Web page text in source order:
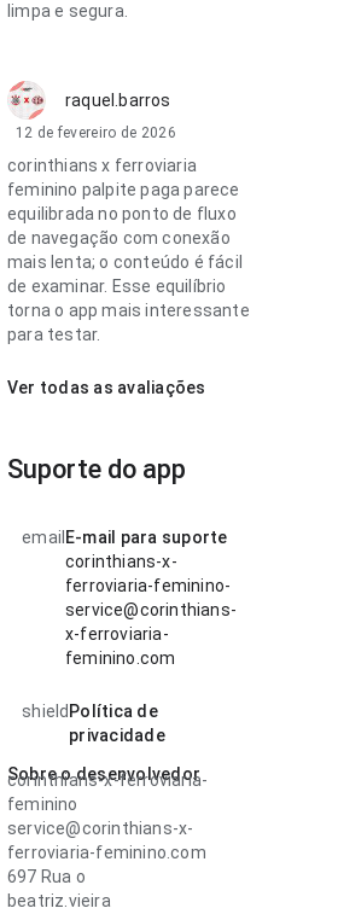
limpa e segura.
raquel.barros
12 de fevereiro de 2026
corinthians x ferroviaria
feminino palpite paga parece
equilibrada no ponto de fluxo
de navegação com conexão
mais lenta; o conteúdo é fácil
de examinar. Esse equilíbrio
torna o app mais interessante
para testar.
Ver todas as avaliações
Suporte do app
email E-mail para suporte
corinthians-x-
ferroviaria-feminino-
service@corinthians-
x-ferroviaria-
feminino.com
shield Política de
privacidade
Sobre o desenvolvedor
corinthians-x-ferroviaria-
feminino
service@corinthians-x-
ferroviaria-feminino.com
697 Rua o
beatriz.vieira